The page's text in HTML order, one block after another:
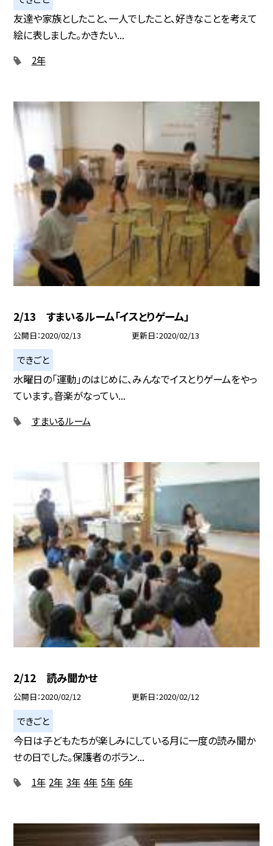
友達や家族としたこと、一人でしたこと、好きなことを考えて
絵に表しました。かきたい...
2年
2/13 すまいるルーム「イスとりゲーム」
公開日 2020/02/13 更新日 2020/02/13
できごと
水曜日の「運動」のはじめに、みんなでイスとりゲームをやっ
ています。音楽がなってい...
すまいるルーム
2/12 読み聞かせ
公開日 2020/02/12 更新日 2020/02/12
できごと
今日は子どもたちが楽しみにしている月に一度の読み聞か
せの日でした。保護者のボラン...
1年 2年 3年 4年 5年 6年